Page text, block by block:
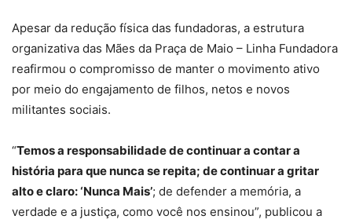
Apesar da redução física das fundadoras, a estrutura
organizativa das Mães da Praça de Maio – Linha Fundadora
reafirmou o compromisso de manter o movimento ativo
por meio do engajamento de filhos, netos e novos
militantes sociais.
“Temos a responsabilidade de continuar a contar a
história para que nunca se repita; de continuar a gritar
alto e claro: ‘Nunca Mais’; de defender a memória, a
verdade e a justiça, como você nos ensinou”, publicou a